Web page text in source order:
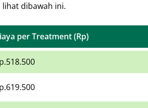
lihat dibawah ini.
per Treatment (Rp)